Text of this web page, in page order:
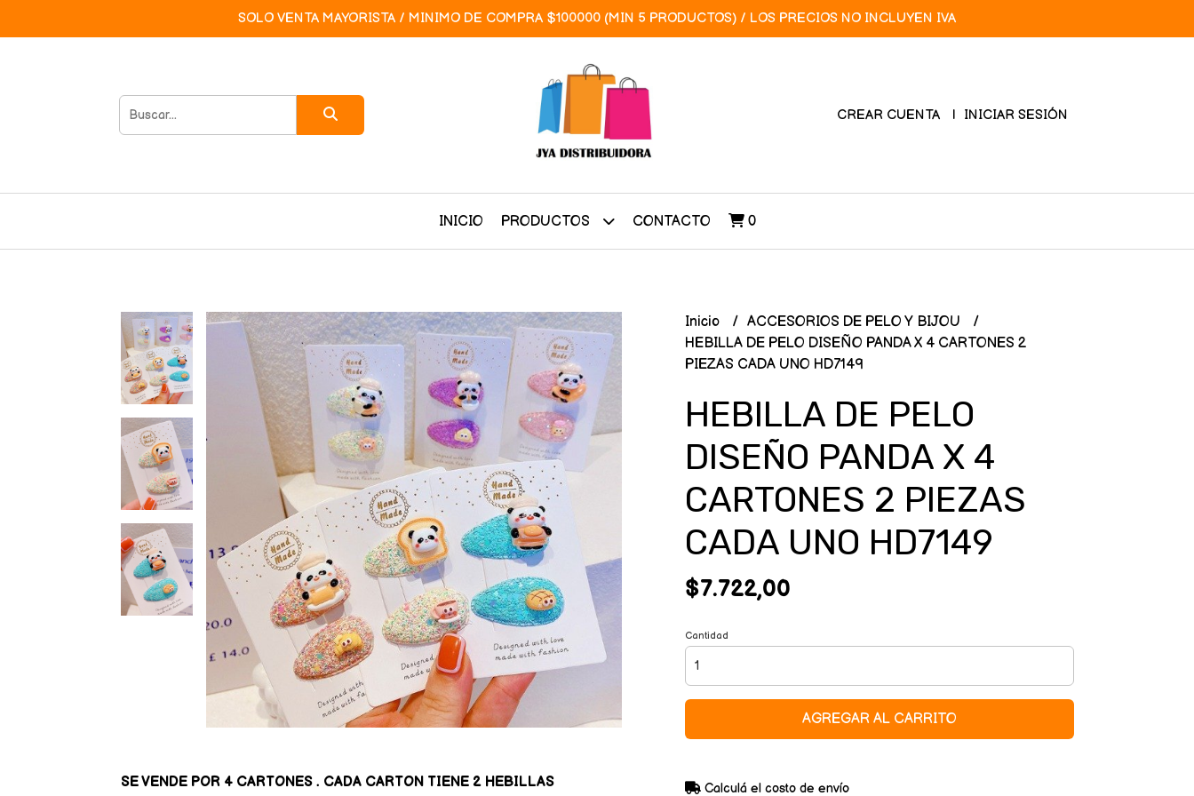
SOLO VENTA MAYORISTA / MINIMO DE COMPRA $100000 (MIN 5 PRODUCTOS) / LOS PRECIOS NO INCLUYEN IVA
CREAR CUENTA INICIAR SESIÓN
INICIO PRODUCTOS CONTACTO 0
SE VENDE POR 4 CARTONES . CADA CARTON TIENE 2 HEBILLAS
Inicio
ACCESORIOS DE PELO Y BIJOU
HEBILLA DE PELO DISEÑO PANDA X 4 CARTONES 2
PIEZAS CADA UNO HD7149
HEBILLA DE PELO
DISEÑO PANDA X 4
CARTONES 2 PIEZAS
CADA UNO HD7149
$7.722,00
Cantidad
AGREGAR AL CARRITO
Calculá el costo de envío